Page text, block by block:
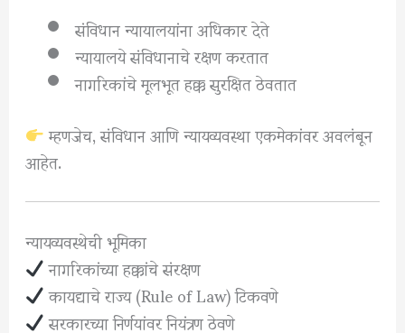
संविधान न्यायालयांना अधिकार देते
न्यायालये संविधानाचे रक्षण करतात
नागरिकांचे मूलभूत हक्क सुरक्षित ठेवतात
म्हणजेच, संविधान आणि न्यायव्यवस्था एकमेकांवर अवलंबून
आहेत.
न्यायव्यवस्थेची भूमिका
नागरिकांच्या हक्कांचे संरक्षण
कायद्याचे राज्य (Rule of Law) टिकवणे
सरकारच्या निर्णयांवर नियंत्रण ठेवणे